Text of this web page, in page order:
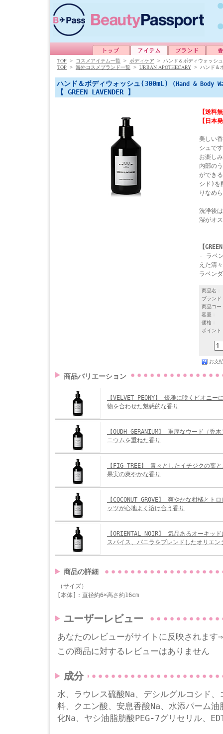
TOP > コスメアイテム一覧 > ボディケア > ハンド＆ボディウォッシ
TOP > 海外コスメブランド一覧 > URBAN APOTHECARY > ハンド＆
ハンド＆ボディウォッシュ(300mL) (Hand & Body
【 GREEN LAVENDER 】
【送料
【日本
美しい
シュで
お楽し
内部の
ができ
シド)を
りなめ
洗浄後
湿がオ
【
- ラベ
えた清
ラベン
商品名：
ブランド
商品コー
容量：
価格：
ポイント
お支
商品バリエーション
【VELVET PEONY】 優雅に咲くピオニー
物を合わせた魅惑的な香り
【OUDH GERANIUM】 重厚なウード（香
ニウムを重ねた香り
【FIG TREE】 青々としたイチジクの葉
果実の爽やかな香り
【COCONUT GROVE】 爽やかな柑橘とト
ッツが心地よく溶け合う香り
【ORIENTAL NOIR】 気品あるオーキッ
スパイス、バニラをブレンドしたオリエン
商品の詳細
（サイズ）
[本体]：直径約6×高さ約16cm
ユーザーレビュー
あなたのレビューがサイトに反映されま
この商品に対するレビューはありません
成分
水、ラウレス硫酸Na、デシルグルコシド
料、クエン酸、安息香酸Na、水添パーム
化Na、ヤシ油脂肪酸PEG-7グリセリル、